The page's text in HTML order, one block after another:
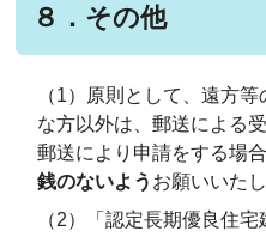
８．その他
（1）原則として、遠方
な方以外は、郵送による
郵送により申請をする場
銭のないよう お願いいたし
（2）「認定長期優良住